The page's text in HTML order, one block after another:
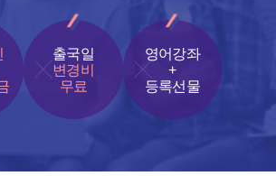
출국일
변경비
무료
영어강좌
+
등록선물